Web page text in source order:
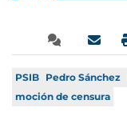
PSIB Pedro Sánchez
moción de censura